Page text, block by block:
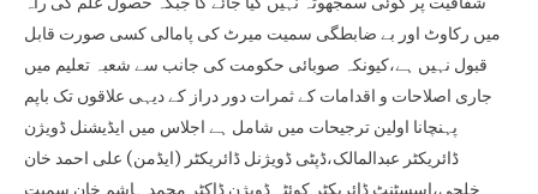
میں رکاوٹ اور بے ضابطگی سمیت میرٹ کی پامالی کسی صورت قابل
قبول نہیں ہے،کیونکہ صوبائی حکومت کی جانب سے شعبہ تعلیم میں
جاری اصلاحات و اقدامات کے ثمرات دور دراز کے دیہی علاقوں تک باپم
پہنچانا اولین ترجیحات میں شامل ہے اجلاس میں ایڈیشنل ڈویژن
ڈائریکٹر عبدالمالک،ڈپٹی ڈویژنل ڈائریکٹر (ایڈمن) علی احمد خان
خلجی،اسسٹنٹ ڈائریکٹر کوئٹہ ڈویژن ڈاکٹر محمد ہاشم خان سمیت